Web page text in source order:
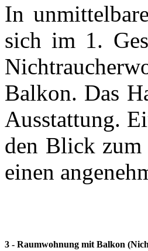
In
sich im 1.
Balkon. Das
Ausstattung.
den Blick zum
einen
3 - Raumwohnung mit Balkon